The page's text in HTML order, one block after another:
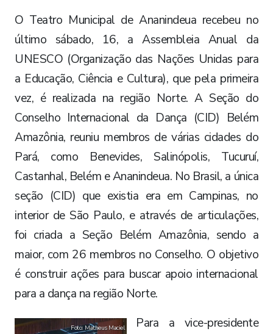
O Teatro Municipal de Ananindeua recebeu no
último sábado, 16, a Assembleia Anual da
UNESCO (Organização das Nações Unidas para
a Educação, Ciência e Cultura), que pela primeira
vez, é realizada na região Norte. A Seção do
Conselho Internacional da Dança (CID) Belém
Amazônia, reuniu membros de várias cidades do
Pará, como Benevides, Salinópolis, Tucuruí,
Castanhal, Belém e Ananindeua. No Brasil, a única
seção (CID) que existia era em Campinas, no
interior de São Paulo, e através de articulações,
foi criada a Seção Belém Amazônia, sendo a
maior, com 26 membros no Conselho. O objetivo
é construir ações para buscar apoio internacional
para a dança na região Norte.
Foto: Matheus Maciel
Para a vice-presidente